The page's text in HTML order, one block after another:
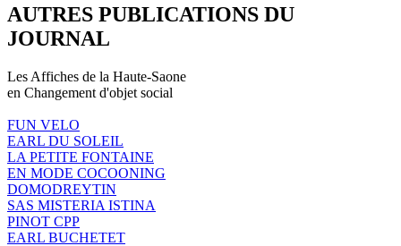
AUTRES PUBLICATIONS DU
JOURNAL
Les Affiches de la Haute-Saone
en Changement d'objet social
FUN VELO
EARL DU SOLEIL
LA PETITE FONTAINE
EN MODE COCOONING
DOMODREYTIN
SAS MISTERIA ISTINA
PINOT CPP
EARL BUCHETET